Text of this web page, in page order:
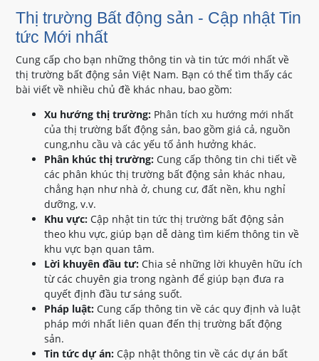
Thị trường Bất động sản - Cập nhật Tin
tức Mới nhất
Cung cấp cho bạn những thông tin và tin tức mới nhất về
thị trường bất động sản Việt Nam. Bạn có thể tìm thấy các
bài viết về nhiều chủ đề khác nhau, bao gồm:
Xu hướng thị trường: Phân tích xu hướng mới nhất
của thị trường bất động sản, bao gồm giá cả, nguồn
cung,nhu cầu và các yếu tố ảnh hưởng khác.
Phân khúc thị trường: Cung cấp thông tin chi tiết về
các phân khúc thị trường bất động sản khác nhau,
chẳng hạn như nhà ở, chung cư, đất nền, khu nghỉ
dưỡng, v.v.
Khu vực: Cập nhật tin tức thị trường bất động sản
theo khu vực, giúp bạn dễ dàng tìm kiếm thông tin về
khu vực bạn quan tâm.
Lời khuyên đầu tư: Chia sẻ những lời khuyên hữu ích
từ các chuyên gia trong ngành để giúp bạn đưa ra
quyết định đầu tư sáng suốt.
Pháp luật: Cung cấp thông tin về các quy định và luật
pháp mới nhất liên quan đến thị trường bất động
sản.
Tin tức dự án: Cập nhật thông tin về các dự án bất